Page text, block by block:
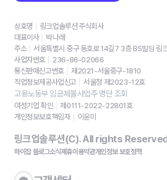
상호명
링크업솔루션 주식회사
대표이사
박나래
주소
서울특별시 중구 동호로 14길7 3층 BS빌딩 링
사업자번호
236-86-02066
통신판매신고번호
제2021-서울중구-1810
직업정보제공사업신고
서울청 제2023-12호
고용노동부 임금체불사업주 명단 조회
여성기업 확인
제0111-2022-22801호
개인정보보호책임자
이윤미
링크업솔루션(C). All rights
하이잡 블로그소식제휴이용약관개인정보 보호정책